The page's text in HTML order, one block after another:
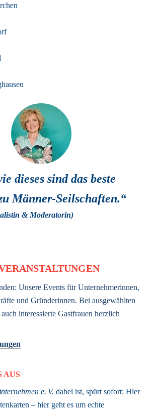
dieses sind das beste
Männer-Seilschaften.“
& Moderatorin)
Unsere Events für Unternehmerinnen,
und Gründerinnen. Bei ausgewählten
interessierte Gastfrauen herzlich
AUS
e. V. dabei ist, spürt sofort: Hier
– hier geht es um echte